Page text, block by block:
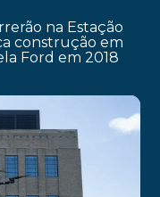
na Estação
construção em
Ford em 2018